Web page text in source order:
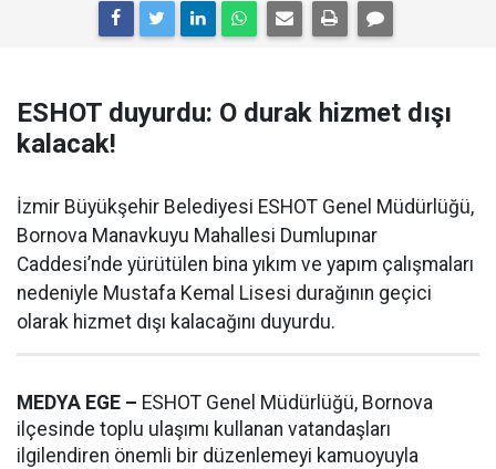
ESHOT duyurdu: O durak hizmet dışı
kalacak!
İzmir Büyükşehir Belediyesi ESHOT Genel Müdürlüğü,
Bornova Manavkuyu Mahallesi Dumlupınar
Caddesi’nde yürütülen bina yıkım ve yapım çalışmaları
nedeniyle Mustafa Kemal Lisesi durağının geçici
olarak hizmet dışı kalacağını duyurdu.
MEDYA EGE – ESHOT Genel Müdürlüğü, Bornova
ilçesinde toplu ulaşımı kullanan vatandaşları
ilgilendiren önemli bir düzenlemeyi kamuoyuyla